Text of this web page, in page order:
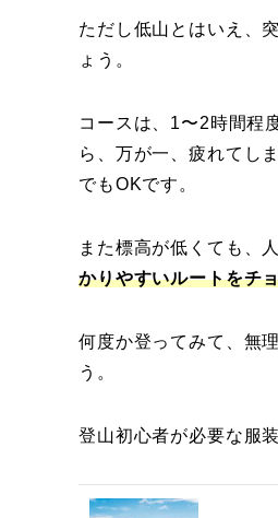
ただし低山とはいえ、
ょう。
コースは、1〜2時間程
ら、万が一、疲れてし
でもOKです。
また標高が低くても、
かりやすいルートをチ
何度か登ってみて、無
う。
登山初心者が必要な服